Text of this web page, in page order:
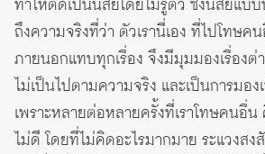
ทำให้ติดเป็นนิสัยโดยไม่รู้ตัว ซึ่งนิสัยแบบ
ถึงความจริงที่ว่า ตัวเรานี่เอง ที่ไปโทษค
ภายนอกแทบทุกเรื่อง จึงมีมุมมองเรื่องต่
ไม่เป็นไปตามความจริง และเป็นการมอง
เพราะหลายต่อหลายครั้งที่เราโทษคนอื่น
ไม่ดี โดยที่ไม่คิดอะไรมากมาย ระแวงสง